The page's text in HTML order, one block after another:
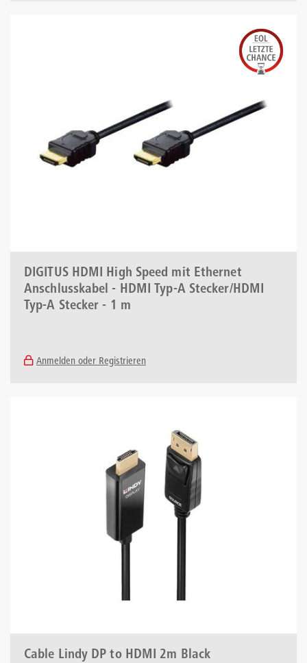
DIGITUS HDMI High Speed mit Ethernet
Anschlusskabel - HDMI Typ-A Stecker/HDMI
Typ-A Stecker - 1 m
Anmelden oder Registrieren
Cable Lindy DP to HDMI 2m Black